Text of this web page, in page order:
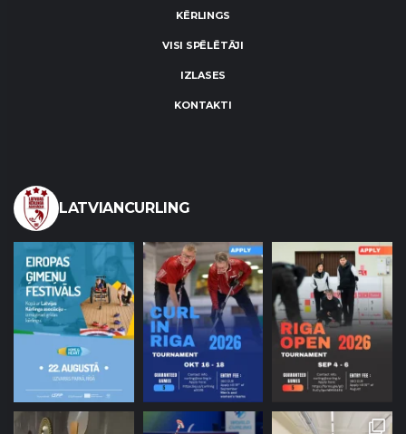
KĒRLINGS
VISI SPĒLĒTĀJI
IZLASES
KONTAKTI
LATVIANCURLING